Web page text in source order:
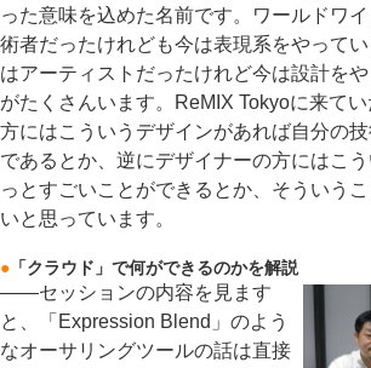
った意味を込めた名前です。ワールドワ
術者だったけれども今は表現系をやって
はアーティストだったけれど今は設計を
がたくさんいます。ReMIX Tokyoに来て
方にはこういうデザインがあれば自分の
であるとか、逆にデザイナーの方にはこ
っとすごいことができるとか、そういう
いと思っています。
● 「クラウド」で何ができるのかを解説
――セッションの内容を見ます
と、「Expression Blend」のよう
なオーサリングツールの話は直接